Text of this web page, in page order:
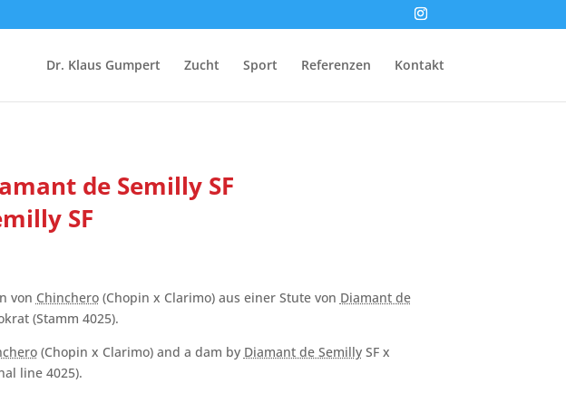
Dr. Klaus Gumpert Zucht Sport Referenzen Kontakt
de Semilly SF
SF
von Chinchero(Chopin x Clarimo) aus einer Stute von Diamant de
(Stamm 4025).
(Chopin x Clarimo) and a dam by Diamant de SemillySF x
line 4025).